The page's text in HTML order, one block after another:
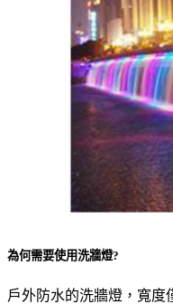
為何需要使用洗牆燈?
戶外防水的洗牆燈，寬度